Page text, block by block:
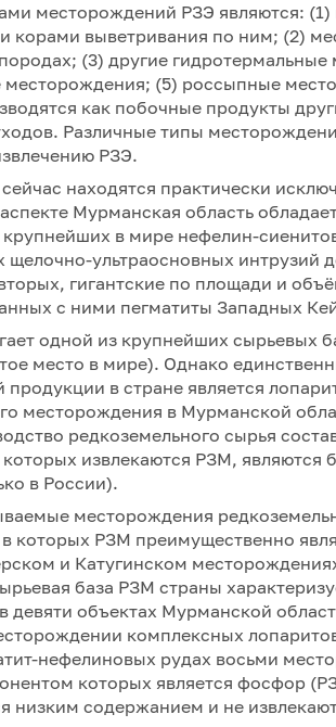
месторождений РЗЭ являются:
корами выветривания по ним; (2)
(3) другие
(5) россыпные
как побочные продукты
Различные типы
РЗЭ.
находятся практически
Мурманская область
крупнейших в мире нефелин-
щелочно-ультраосновных интрузий
гигантские по площади и
с ними пегматиты Западных
одной из крупнейших сырьевых
место в мире). Однако
продукции в стране является
месторождения в Мурманской
редкоземельного сырья
извлекаются РЗМ, являются
в России).
месторождения
которых РЗМ преимущественно
и Катугинском
база РЗМ страны
девяти объектах Мурманской
комплексных
нефелиновых рудах восьми
которых является фосфор
низким содержанием и не